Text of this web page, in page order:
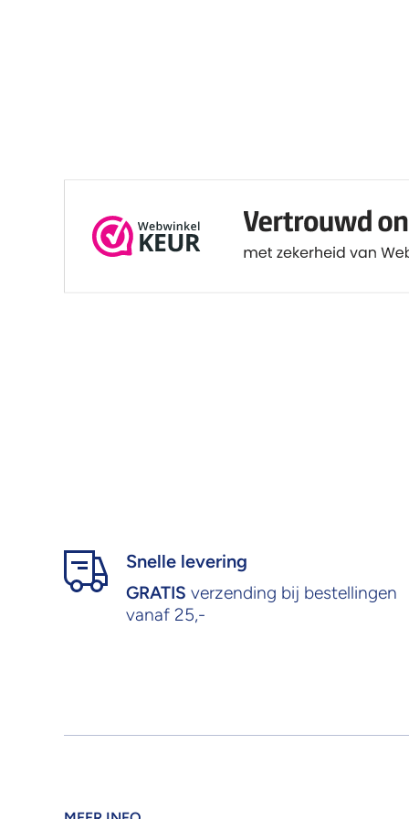
Snelle levering
GRATIS verzending bij bestellingen
vanaf 25,-